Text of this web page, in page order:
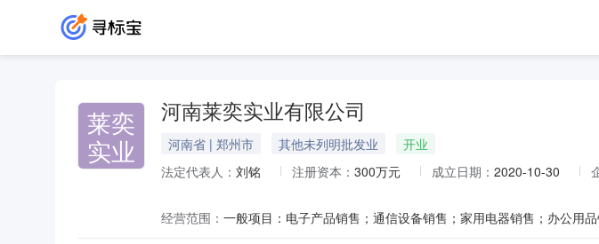
莱奕
实业
河南莱奕实业有限公司
河南省 | 郑州市 其他未列明批发业
开业
法定代表人： 刘铭 注册资本： 300万元 成立日期： 2020-10-30
经营范围：